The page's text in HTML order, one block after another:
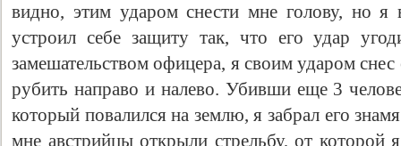
видно, этим ударом снести мне голову, но
устроил себе защиту так, что его удар
замешательством офицера, я своим ударом снес
рубить направо и налево. Убивши еще 3
который повалился на землю, я забрал его
мне австрийцы открыли стрельбу, от которой